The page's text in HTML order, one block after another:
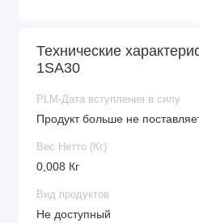
Технические
1SA30
PLM-Дата вступления в силу
Продукт больше не
Вес Нетто (Кг)
0,008 Кг
Вид продуктов
Не доступный